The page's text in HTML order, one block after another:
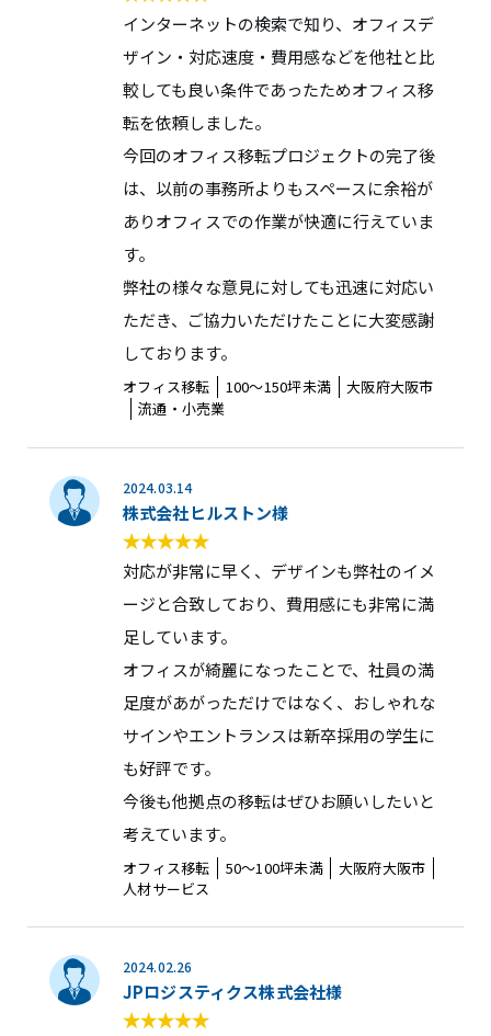
インターネットの検索で知り、オフィスデ
ザイン・対応速度・費用感などを他社と比
較しても良い条件であったためオフィス移
転を依頼しました。
今回のオフィス移転プロジェクトの完了後
は、以前の事務所よりもスペースに余裕が
ありオフィスでの作業が快適に行えていま
す。
弊社の様々な意見に対しても迅速に対応い
ただき、ご協力いただけたことに大変感謝
しております。
オフィス移転 100〜150坪未満
大阪府大阪市
流通・小売業
2024.03.14
株式会社ヒルストン様
対応が非常に早く、デザインも弊社のイメ
ージと合致しており、費用感にも非常に満
足しています。
オフィスが綺麗になったことで、社員の満
足度があがっただけではなく、おしゃれな
サインやエントランスは新卒採用の学生に
も好評です。
今後も他拠点の移転はぜひお願いしたいと
考えています。
オフィス移転 50〜100坪未満
大阪府大阪市
人材サービス
2024.02.26
JPロジスティクス株式会社様